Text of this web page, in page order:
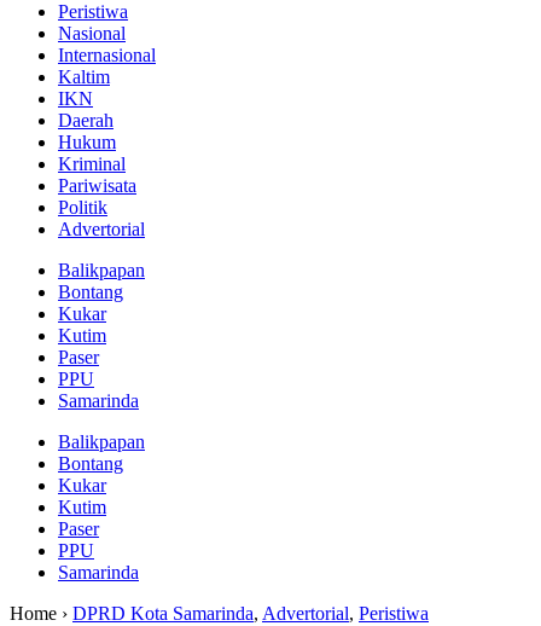
Peristiwa
Nasional
Internasional
Kaltim
IKN
Daerah
Hukum
Kriminal
Pariwisata
Politik
Advertorial
Balikpapan
Bontang
Kukar
Kutim
Paser
PPU
Samarinda
Balikpapan
Bontang
Kukar
Kutim
Paser
PPU
Samarinda
Home › DPRD Kota Samarinda, Advertorial, Peristiwa